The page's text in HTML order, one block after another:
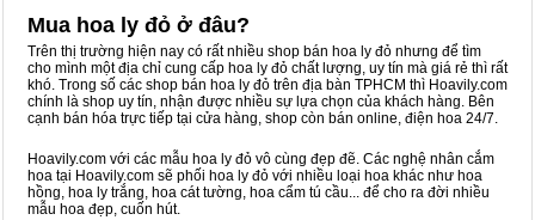
Mua hoa ly đỏ ở đâu?
Trên thị trường hiện nay có rất nhiều shop bán hoa ly đỏ nhưng để tìm
cho mình một địa chỉ cung cấp hoa ly đỏ chất lượng, uy tín mà giá rẻ thì rất
khó. Trong số các shop bán hoa ly đỏ trên địa bàn TPHCM thì Hoavily.com
chính là shop uy tín, nhận được nhiều sự lựa chọn của khách hàng. Bên
cạnh bán hóa trực tiếp tại cửa hàng, shop còn bán online, điện hoa 24/7.
Hoavily.com với các mẫu hoa ly đỏ vô cùng đẹp đẽ. Các nghệ nhân cắm
hoa tại Hoavily.com sẽ phối hoa ly đỏ với nhiều loại hoa khác như hoa
hồng, hoa ly trắng, hoa cát tường, hoa cẩm tú cầu... để cho ra đời nhiều
mẫu hoa đẹp, cuốn hút.